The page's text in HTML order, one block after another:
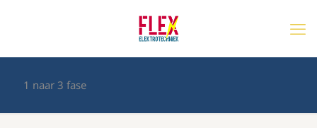
1 naar 3 fase